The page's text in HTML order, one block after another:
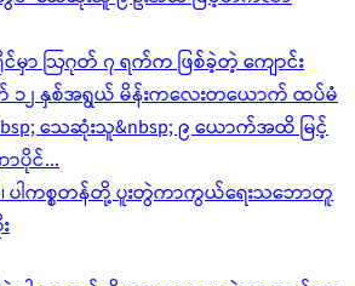
မှာ ဩဂုတ် ၇ ရက်က ဖြစ်ခဲ့တဲ့ ကျောင်း
၂ နှစ်အရွယ် မိန်းကလေးတယောက် ထပ်မံ
သေဆုံးသူ&nbsp; ၉ ယောက်အထိ မြင့်
င်​...
ပါကစ္စတန်တို့ ပူးတွဲကာကွယ်ရေးသဘောတူ